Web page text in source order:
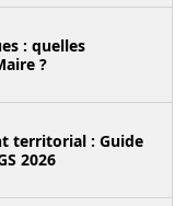
: quelles
?
territorial : Guide
2026